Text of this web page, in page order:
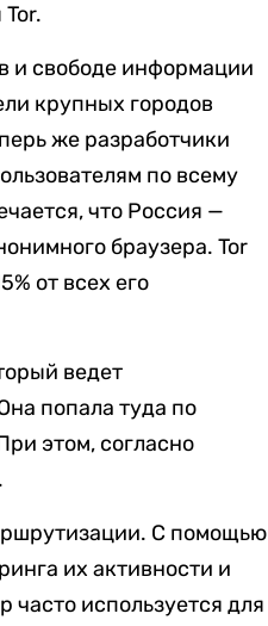
и свободе информации
крупных городов
же разработчики
по всему
что Россия —
браузера. Tor
от всех его
ведет
попала туда по
этом, согласно
С помощью
их активности и
часто используется для